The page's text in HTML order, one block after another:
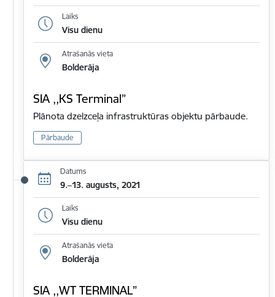
Laiks
Visu dienu
Atrašanās vieta
Bolderāja
SIA ,,KS Terminal”
Plānota dzelzceļa infrastruktūras objektu pārbaude.
Pārbaude
Datums
9.–13. augusts, 2021
Laiks
Visu dienu
Atrašanās vieta
Bolderāja
SIA ,,WT TERMINAL”